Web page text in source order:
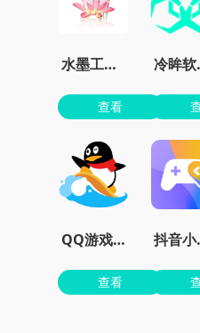
水墨工具箱
查看
QQ游戏大厅官方版下载安装
查看